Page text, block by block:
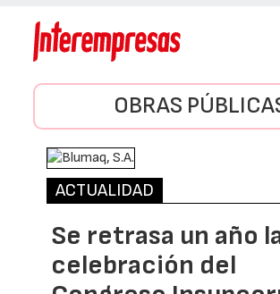
OBRAS
ACTUALIDAD
Se retrasa un año
celebración del